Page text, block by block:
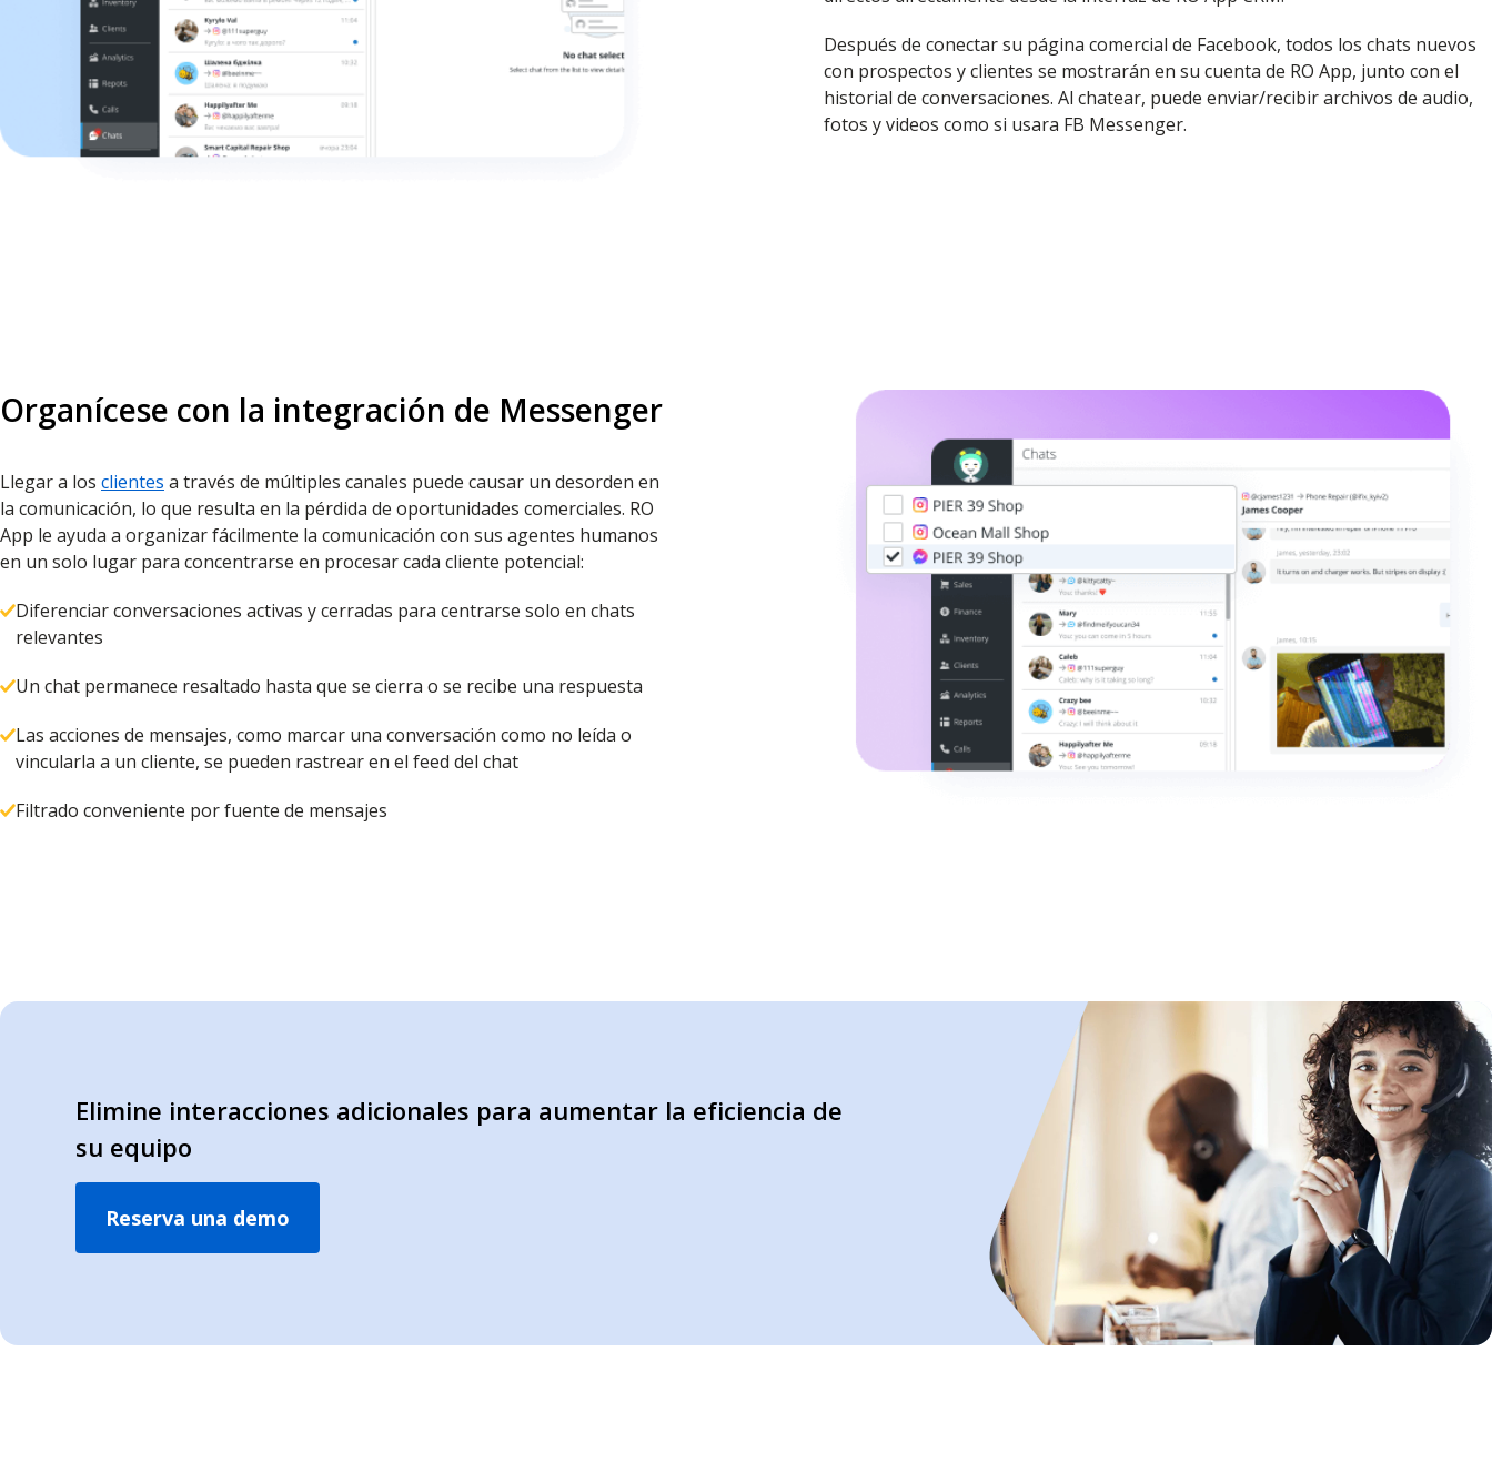
Después de conectar su página comercial de Facebook, todos los chats nuevos
con prospectos y clientes se mostrarán en su cuenta de RO App, junto con el
historial de conversaciones. Al chatear, puede enviar/recibir archivos de audio,
fotos y videos como si usara FB Messenger.
Organícese con la integración de Messenger
Llegar a los clientes a través de múltiples canales puede causar un desorden en
la comunicación, lo que resulta en la pérdida de oportunidades comerciales. RO
App le ayuda a organizar fácilmente la comunicación con sus agentes humanos
en un solo lugar para concentrarse en procesar cada cliente potencial:
Diferenciar conversaciones activas y cerradas para centrarse solo en chats
relevantes
Un chat permanece resaltado hasta que se cierra o se recibe una respuesta
Las acciones de mensajes, como marcar una conversación como no leída o
vincularla a un cliente, se pueden rastrear en el feed del chat
Filtrado conveniente por fuente de mensajes
Elimine interacciones adicionales para aumentar la eficiencia de
su equipo
Reserva una demo